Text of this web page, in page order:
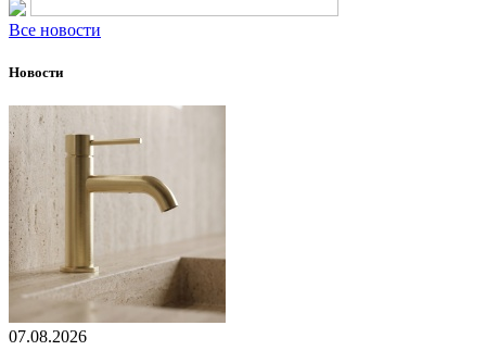
Все новости
Новости
07.08.2026